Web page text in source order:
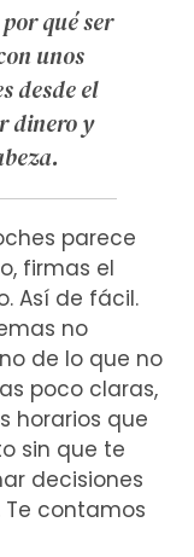
qué ser
unos
desde el
dinero y
parece
firmas el
Así de fácil.
no
de lo que no
poco claras,
horarios que
sin que te
decisiones
contamos